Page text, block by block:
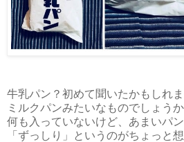
牛乳パン？初めて聞いたかもしれま
ミルクパンみたいなものでしょうか
何も入っていないけど、あまいパン
「ずっしり」というのがちょっと